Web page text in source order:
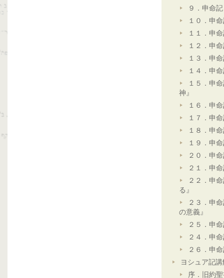
９．申命
１０．申
１１．申
１２．申
１３．申
１４．申
１５．申
神』
１６．申
１７．申
１８．申
１９．申
２０．申
２１．申
２２．申
る』
２３．申
の意義』
２５．申
２４．申
２６．申
ヨシュア記講
序．旧約